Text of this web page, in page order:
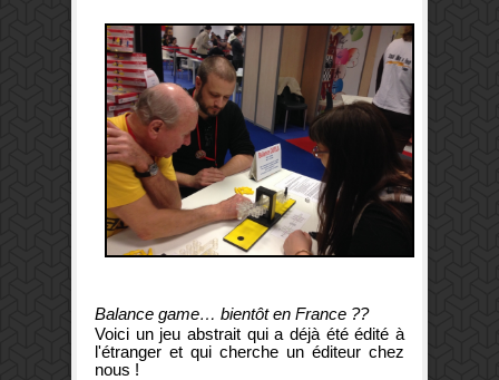
Balance game… bientôt en France ??
Voici un jeu abstrait qui a déjà été édité à
l'étranger et qui cherche un éditeur chez
nous !